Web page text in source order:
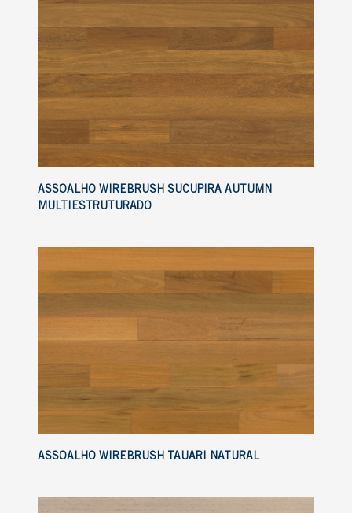
ASSOALHO WIREBRUSH SUCUPIRA AUTUMN
MULTIESTRUTURADO
ASSOALHO WIREBRUSH TAUARI NATURAL